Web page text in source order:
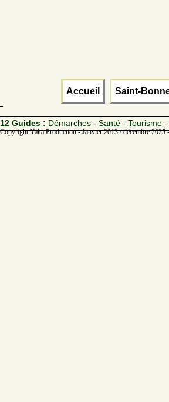
Accueil Saint-
12 Guides : Démarches - Santé - Tourisme
Copyright Yalta Production - Janvier 2013 / décembre 2025